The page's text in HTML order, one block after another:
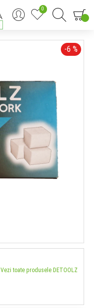
0
-6 %
Vezi toate produsele DETOOLZ